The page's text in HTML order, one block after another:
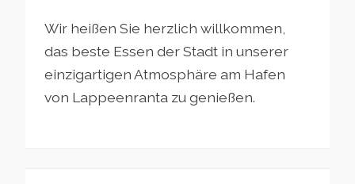
Wir heißen Sie herzlich willkommen,
das beste Essen der Stadt in unserer
einzigartigen Atmosphäre am Hafen
von Lappeenranta zu genießen.